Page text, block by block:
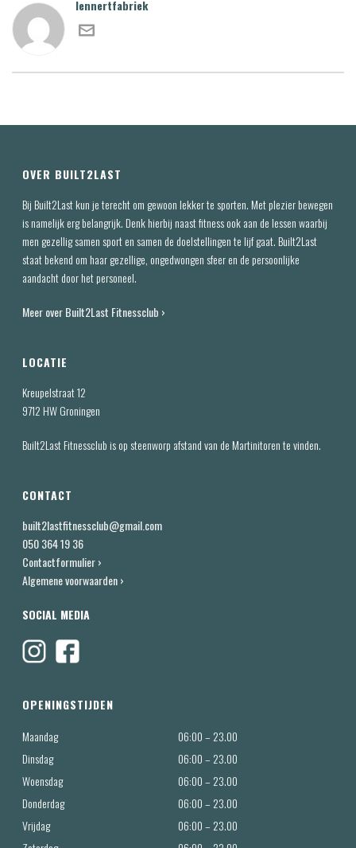
lennertfabriek
OVER BUILT2LAST
Bij Built2Last kun je terecht om gewoon lekker te sporten. Met plezier bewegen
is namelijk erg belangrijk. Denk hierbij naast fitness ook aan de lessen waarbij
men gezellig samen sport en samen de doelstellingen te lijf gaat. Built2Last
staat bekend om haar gezellige, ongedwongen sfeer en de persoonlijke
aandacht door het personeel.
Meer over Built2Last Fitnessclub ›
LOCATIE
Kreupelstraat 12
9712 HW Groningen
Built2Last Fitnessclub is op steenworp afstand van de Martinitoren te vinden.
CONTACT
built2lastfitnessclub@gmail.com
050 364 19 36
Contactformulier ›
Algemene voorwaarden ›
SOCIAL MEDIA
OPENINGSTIJDEN
Maandag
06:00 – 23.00
Dinsdag
06:00 – 23.00
Woensdag
06:00 – 23.00
Donderdag
06:00 – 23.00
Vrijdag
06:00 – 23.00